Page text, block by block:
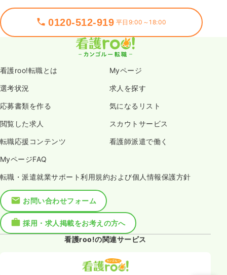
0120-512-919 平日9:00～18:00
看護roo!転職とは Myページ
選考状況 求人を探す
応募書類を作る 気になるリスト
閲覧した求人 スカウトサービス
転職応援コンテンツ 看護師派遣で働く
MyページFAQ
転職・派遣就業サポート利用規約および個人情報保護方針
お問い合わせフォーム
採用・求人掲載をお考えの方へ
看護roo!の関連サービス